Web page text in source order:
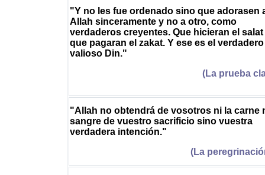
"Y no les fue ordenado sino que adorasen
Allah sinceramente y no a otro, como
verdaderos creyentes. Que hicieran el salat
que pagaran el zakat. Y ese es el
valioso Din."
(La prueba
"Allah no obtendrá de vosotros ni la carne
sangre de vuestro sacrificio sino vuestra
verdadera intención."
(La